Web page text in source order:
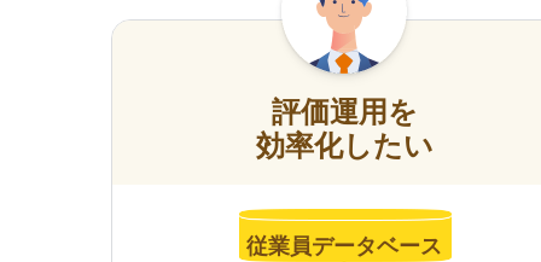
評価運用を
効率化したい
従業員データベース